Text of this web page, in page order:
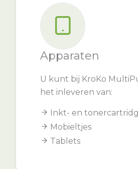
Apparaten
U kunt bij KroKo
het inleveren van:
Inkt- en
Mobieltjes
Tablets